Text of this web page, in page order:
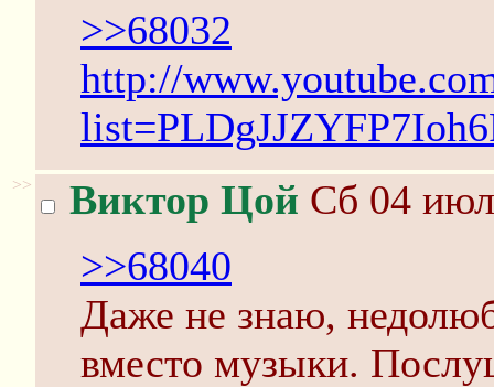
>>68032
http://
>> Виктор Цой Сб 04
>>68040
Даже не знаю,
вместо музыки.